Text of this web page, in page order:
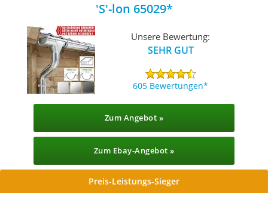
'S'-lon ‎65029
Unsere Bewertung:
SEHR GUT
605 Bewertungen
Zum Angebot »
Zum Ebay-Angebot »
Preis-Leistungs-Sieger